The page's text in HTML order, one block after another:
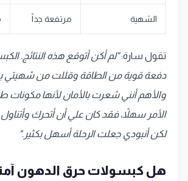
الشهية مرتفعة جداً
تقول سارة:"لم أكن أتوقع هذه النتائج.
دفعة قوية من الطاقة وقللت من
والأهم أنني شعرت بالأمان لأنها مكونات
الأمر سهلاً، فقد كان علي أن أتحرك
لكن أنبودي جعلت الرحلة أسهل بكثير."
هل كبسولات حرق الدهون